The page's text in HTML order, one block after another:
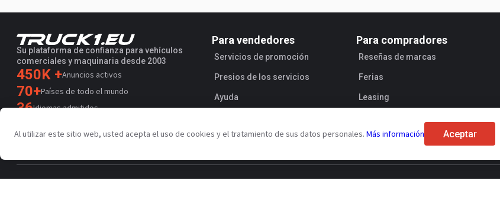
Su plataforma de confianza para vehículos
comerciales y maquinaria desde 2003
450K +Anuncios activos
70+Países de todo el mundo
36Idiomas admitidos
4.7/5
Trustpilot
Para vendedores
Servicios de promoción
Presios de los servicios
Ayuda
Para compradores
Reseñas de marcas
Ferias
Leasing
Al utilizar este sitio web, usted acepta el uso de cookies y el tratamiento de sus datos personales. Más información Aceptar